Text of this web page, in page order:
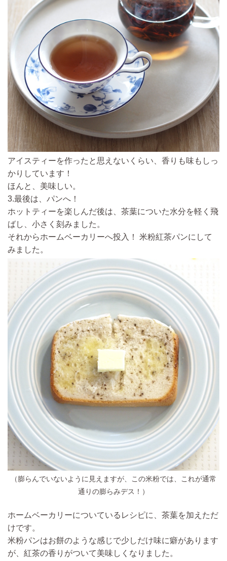
アイスティーを作ったと思えないくらい、香りも味もしっ
かりしています！
ほんと、美味しい。
3.最後は、パンへ！
ホットティーを楽しんだ後は、茶葉についた水分を軽く飛
ばし、小さく刻みました。
それからホームベーカリーへ投入！ 米粉紅茶パンにして
みました。
（膨らんでいないように見えますが、この米粉では、これが通常
通りの膨らみデス！）
ホームベーカリーについているレシピに、茶葉を加えただ
けです。
米粉パンはお餅のような感じで少しだけ味に癖があります
が、紅茶の香りがついて美味しくなりました。